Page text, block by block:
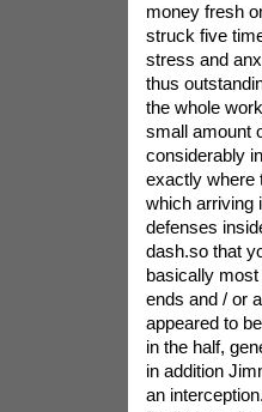
money fresh
struck five
stress and
thus
the whole
small amount
considerably
exactly where
which arriving
defenses
dash.so that
basically
ends and / or
appeared to
in the half,
in addition
an